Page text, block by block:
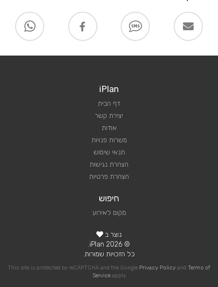
iPlan
דף הבית
יצירת קשר
אודות
משרות פנויות
תנאי שימוש
הצהרת נגישות
הצהרת פרטיות
חיפוש
מקום לאירוע
נוצר ב
© 2026 iPlan.
כל הזכויות שמורות.
This site is protected by reCAPTCHA and the Google Privacy Policy and Terms of
Serviceapply